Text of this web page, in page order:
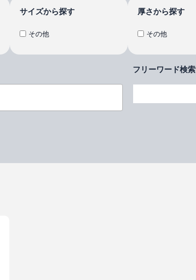
サイズから探す
その他
厚さから探す
その他
フリーワード検索